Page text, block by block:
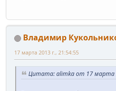
Владимир
17 марта 2013 г., 21:54:55
Цитата: alimka от 17 марта